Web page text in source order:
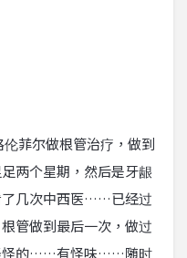
菲尔做根管治疗，做到
两个星期，然后是牙龈
几次中西医……已经过
管做到最后一次，做过
怪的……有怪味……随时